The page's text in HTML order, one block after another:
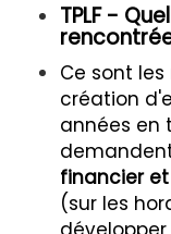
TPLF -
Ce sont
création
années en
dema
financier
(sur les